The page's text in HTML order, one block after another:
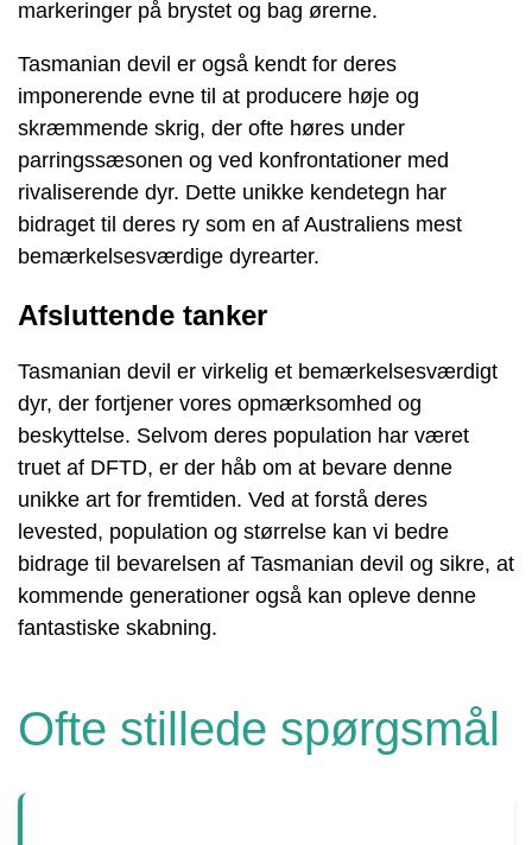
markeringer på brystet og bag ørerne.
Tasmanian devil er også kendt for deres
imponerende evne til at producere høje og
skræmmende skrig, der ofte høres under
parringssæsonen og ved konfrontationer med
rivaliserende dyr. Dette unikke kendetegn har
bidraget til deres ry som en af Australiens mest
bemærkelsesværdige dyrearter.
Afsluttende tanker
Tasmanian devil er virkelig et bemærkelsesværdigt
dyr, der fortjener vores opmærksomhed og
beskyttelse. Selvom deres population har været
truet af DFTD, er der håb om at bevare denne
unikke art for fremtiden. Ved at forstå deres
levested, population og størrelse kan vi bedre
bidrage til bevarelsen af Tasmanian devil og sikre, at
kommende generationer også kan opleve denne
fantastiske skabning.
Ofte stillede spørgsmål